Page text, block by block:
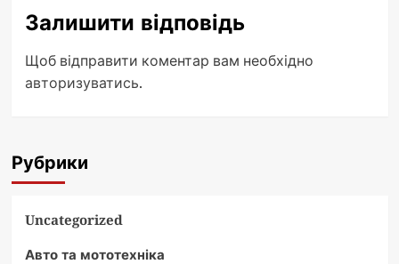
Залишити відповідь
Щоб відправити коментар вам необхідно
авторизуватись.
Рубрики
Uncategorized
Авто та мототехніка